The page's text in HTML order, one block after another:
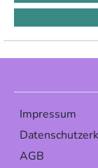
Impressum
AGB